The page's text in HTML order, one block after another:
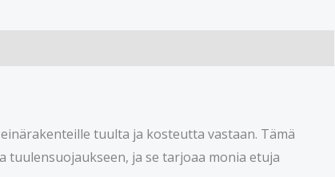
tuulta ja kosteutta vastaan. Tämä
ja se tarjoaa monia etuja